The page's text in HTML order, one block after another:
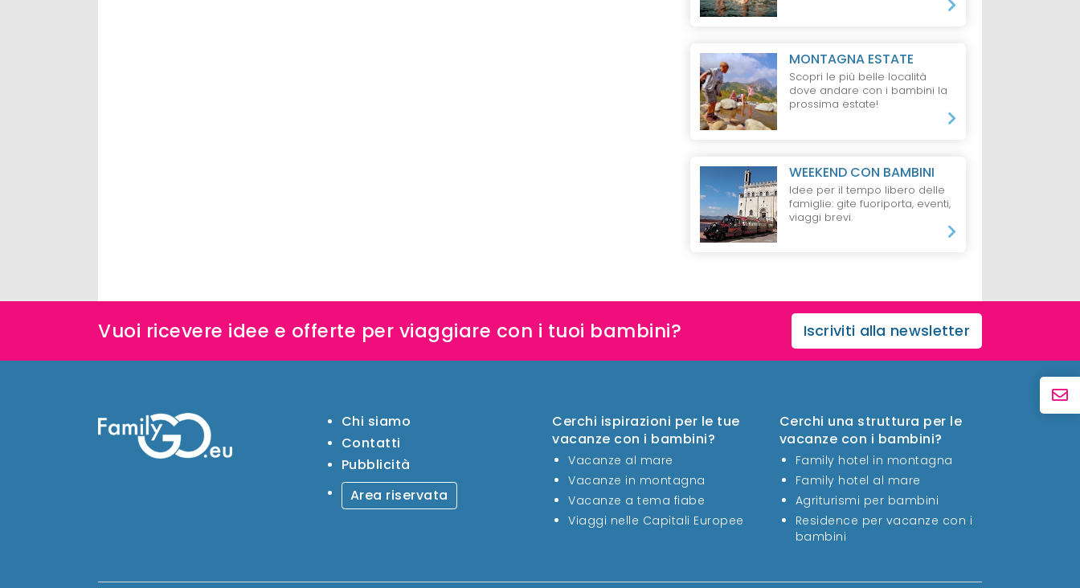
MONTAGNA ESTATE
Scopri le più belle località
dove andare con i bambini la
prossima estate!
WEEKEND CON BAMBINI
Idee per il tempo libero delle
famiglie: gite fuoriporta, eventi,
viaggi brevi.
Vuoi ricevere idee e offerte per viaggiare con i tuoi bambini? Iscriviti alla newsletter
Chi siamo
Contatti
Pubblicità
Area riservata
Cerchi ispirazioni per le tue
vacanze con i bambini?
Vacanze al mare
Vacanze in montagna
Vacanze a tema fiabe
Viaggi nelle Capitali Europee
Cerchi una struttura per le
vacanze con i bambini?
Family hotel in montagna
Family hotel al mare
Agriturismi per bambini
Residence per vacanze con i
bambini